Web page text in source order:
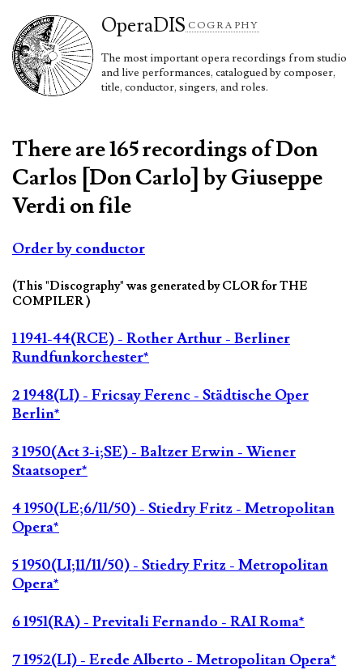
OperaDIS COGRAPHY
The most important opera recordings from studio
and live performances, catalogued by composer,
title, conductor, singers, and roles.
There are 165 recordings of Don
Carlos [Don Carlo] by Giuseppe
Verdi on file
Order by conductor
(This "Discography" was generated by CLOR for THE
COMPILER )
1 1941-44(RCE) - Rother Arthur - Berliner
Rundfunkorchester*
2 1948(LI) - Fricsay Ferenc - Städtische Oper
Berlin*
3 1950(Act 3-i;SE) - Baltzer Erwin - Wiener
Staatsoper*
4 1950(LE;6/11/50) - Stiedry Fritz - Metropolitan
Opera*
5 1950(LI;11/11/50) - Stiedry Fritz - Metropolitan
Opera*
6 1951(RA) - Previtali Fernando - RAI Roma*
7 1952(LI) - Erede Alberto - Metropolitan Opera*